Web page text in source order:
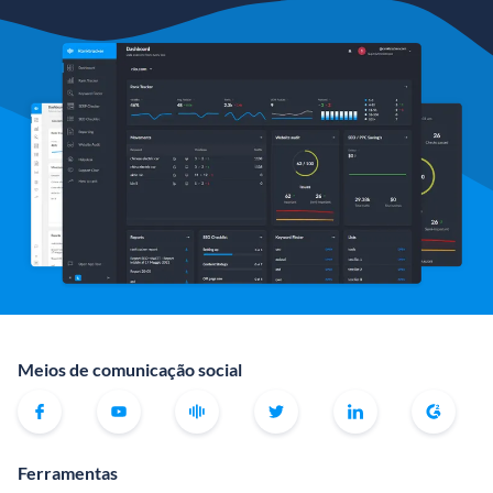
Meios de comunicação social
Ferramentas